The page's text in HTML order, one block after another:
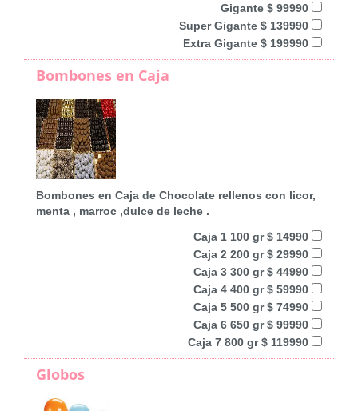
Gigante $ 99990
Super Gigante $ 139990
Extra Gigante $ 199990
Bombones en Caja
Bombones en Caja de Chocolate rellenos con licor,
menta , marroc ,dulce de leche .
Caja 1 100 gr $ 14990
Caja 2 200 gr $ 29990
Caja 3 300 gr $ 44990
Caja 4 400 gr $ 59990
Caja 5 500 gr $ 74990
Caja 6 650 gr $ 99990
Caja 7 800 gr $ 119990
Globos